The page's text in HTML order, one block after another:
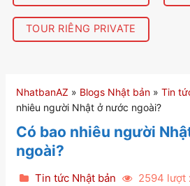
TOUR RIÊNG PRIVATE
NhatbanAZ » Blogs Nhật bản » Tin
nhiêu người Nhật ở nước ngoài?
Có bao nhiêu người
ngoài?
Tin tức Nhật bản 2594 lượt